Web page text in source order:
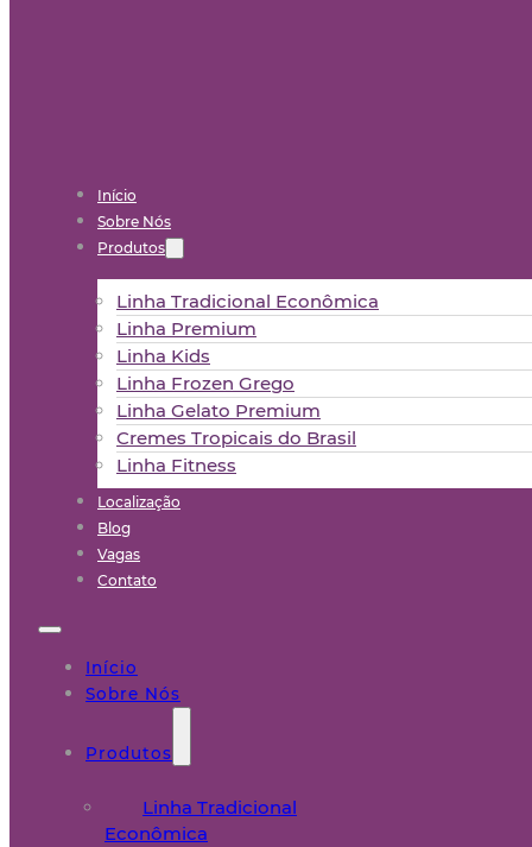
Início
Sobre Nós
Produtos
Linha Tradicional Econômica
Linha Premium
Linha Kids
Linha Frozen Grego
Linha Gelato Premium
Cremes Tropicais do Brasil
Linha Fitness
Localização
Blog
Vagas
Contato
Início
Sobre Nós
Produtos
Linha Tradicional
Econômica